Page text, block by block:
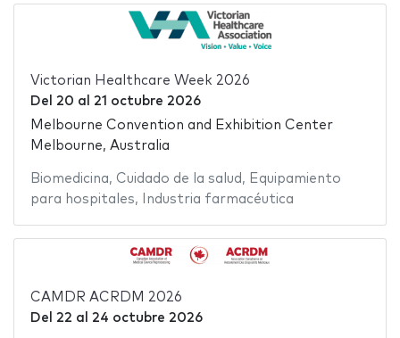
Victorian Healthcare Week 2026
Del 20 al 21 octubre 2026
Melbourne Convention and Exhibition Center
Melbourne, Australia
Biomedicina, Cuidado de la salud , Equipamiento
para hospitales, Industria farmacéutica
CAMDR ACRDM 2026
Del 22 al 24 octubre 2026